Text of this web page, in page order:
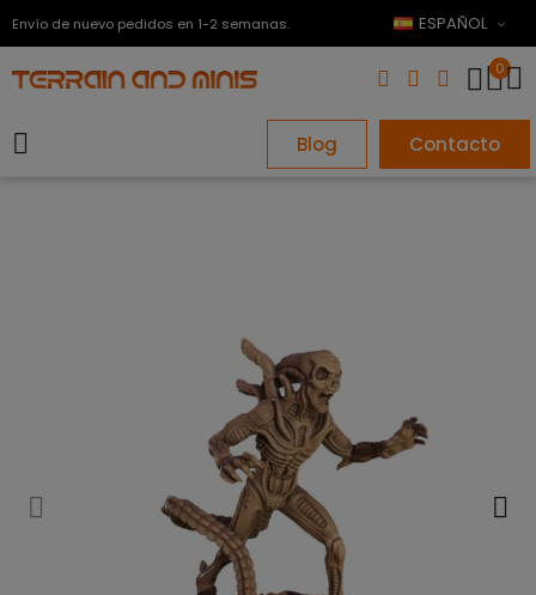
Envío de nuevo pedidos en 1-2 semanas. ESPAÑOL
0
Blog Contacto